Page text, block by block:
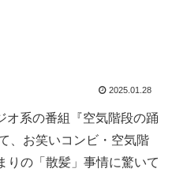
2025.01.28
オ系の番組『空気階段の踊
、お笑いコンビ・空気階
りの「散髪」事情に驚いて